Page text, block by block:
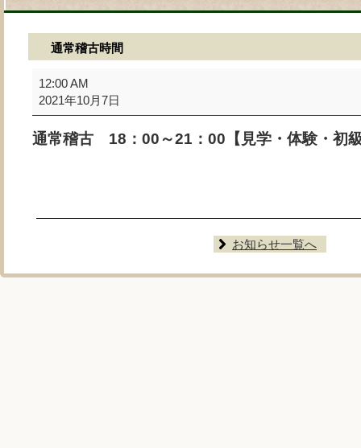
通常稽古時間
通
常
時
12:00 AM
2021年10月7日
通常稽古 18：00～21：00【見学・体験・初
お知らせ一覧へ